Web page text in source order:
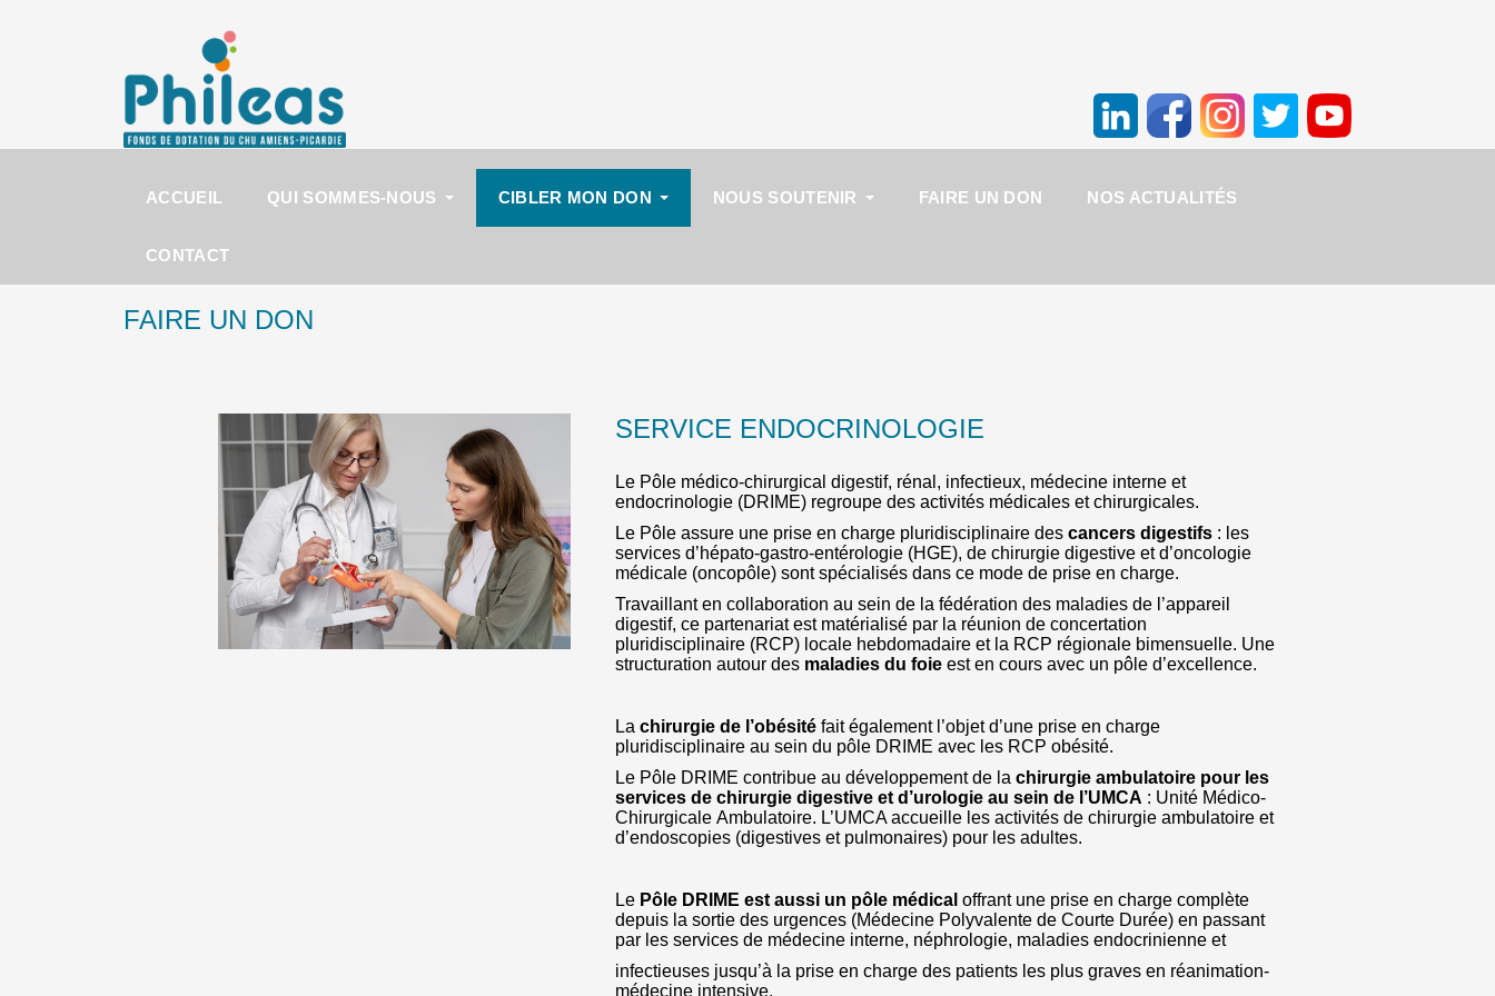
ACCUEIL QUI SOMMES-NOUS CIBLER MON DON NOUS SOUTENIR FAIRE UN DON NOS ACTUALITÉS
CONTACT
FAIRE UN DON
SERVICE ENDOCRINOLOGIE
Le Pôle médico-chirurgical digestif, rénal, infectieux, médecine interne et
endocrinologie (DRIME) regroupe des activités médicales et chirurgicales.
Le Pôle assure une prise en charge pluridisciplinaire descancers digestifs : les
services d’hépato-gastro-entérologie (HGE), de chirurgie digestive et d’oncologie
médicale (oncopôle) sont spécialisés dans ce mode de prise en charge.
Travaillant en collaboration au sein de la fédération des maladies de l’appareil
digestif, ce partenariat est matérialisé par la réunion de concertation
pluridisciplinaire (RCP) locale hebdomadaire et la RCP régionale bimensuelle. Une
structuration autour des maladies du foie est en cours avec un pôle d’excellence.
Lachirurgie de l’obésité fait également l’objet d’une prise en charge
pluridisciplinaire au sein du pôle DRIME avec les RCP obésité.
Le Pôle DRIME contribue au développement de lachirurgie ambulatoire pour les
servicesde chirurgie digestive et d’urologie ausein de l’UMCA : Unité Médico-
Chirurgicale Ambulatoire. L’UMCA accueille les activités de chirurgie ambulatoire et
d’endoscopies (digestives et pulmonaires) pour les adultes.
Le Pôle DRIME est aussi un pôle médical offrant une prise en charge complète
depuis la sortie des urgences (Médecine Polyvalente de Courte Durée) en passant
par les services de médecine interne, néphrologie, maladies endocrinienne et
infectieuses jusqu’à la prise en charge des patients les plus graves en réanimation-
médecine intensive.